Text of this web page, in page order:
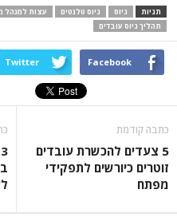
תגיות גיוס גיוס טלנטים עצות למנהל
תהליך גיוס עובדים
Facebook
Twitter
כתבה קודמת
5 צעדים להכשרת עובדים
זוטרים כיורשים לתפקידי
מפתח